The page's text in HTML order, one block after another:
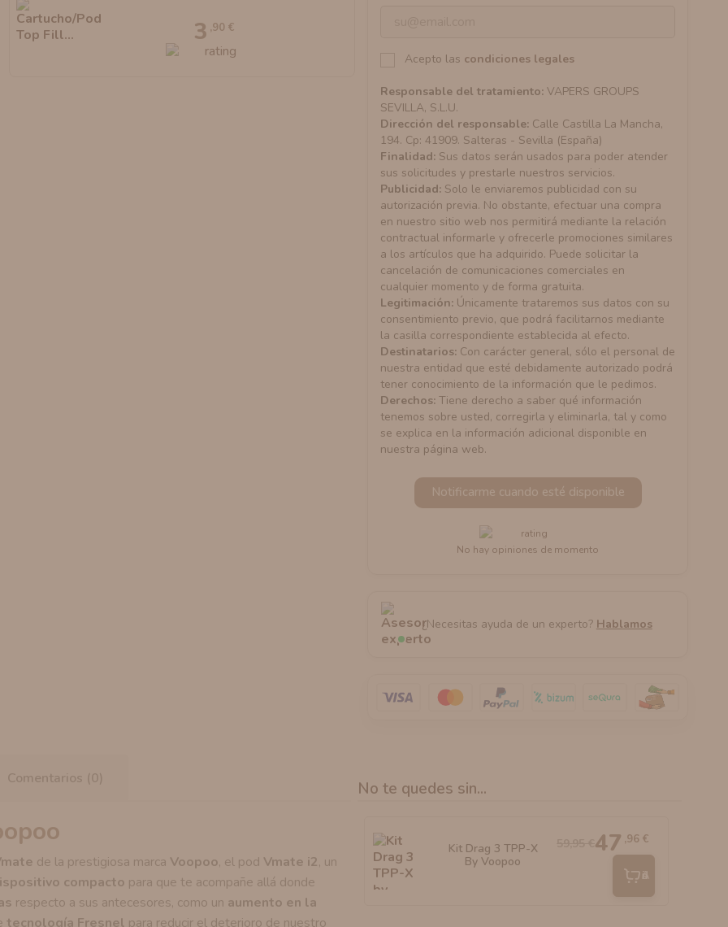
3 ,90 €
Acepto las condiciones legales
Responsable del tratamiento:VAPERS GROUPS
SEVILLA, S.L.U.
Dirección del responsable:Calle Castilla La Mancha,
194. Cp: 41909. Salteras - Sevilla (España)
Finalidad:Sus datos serán usados para poder atender
sus solicitudes y prestarle nuestros servicios.
Publicidad:Solo le enviaremos publicidad con su
autorización previa. No obstante, efectuar una compra
en nuestro sitio web nos permitirá mediante la relación
contractual informarle y ofrecerle promociones similares
a los artículos que ha adquirido. Puede solicitar la
cancelación de comunicaciones comerciales en
cualquier momento y de forma gratuita.
Legitimación:Únicamente trataremos sus datos con su
consentimiento previo, que podrá facilitarnos mediante
la casilla correspondiente establecida al efecto.
Destinatarios:Con carácter general, sólo el personal de
nuestra entidad que esté debidamente autorizado podrá
tener conocimiento de la información que le pedimos.
Derechos:Tiene derecho a saber qué información
tenemos sobre usted, corregirla y eliminarla, tal y como
se explica en la información adicional disponible en
nuestra página web.
Notificarme cuando esté disponible
No hay opiniones de momento
¿Necesitas ayuda de un experto? Hablamos
Comentarios (0)
de la prestigiosa marca Voopoo, el pod Vmate i2, un
compacto para que te acompañe allá donde
respecto a sus antecesores, como un aumento en la
tecnología Fresnel para reducir el deterioro de nuestro
No te quedes sin...
Kit Drag 3 TPP-X
By Voopoo
47 ,96 €
Añadir